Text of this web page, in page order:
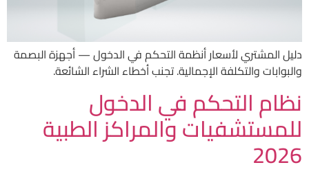
دليل المشتري لأسعار أنظمة التحكم في الدخول — أجهزة البصمة
والبوابات والتكلفة الإجمالية. تجنب أخطاء الشراء الشائعة.
نظام التحكم في الدخول
للمستشفيات والمراكز الطبية
2026